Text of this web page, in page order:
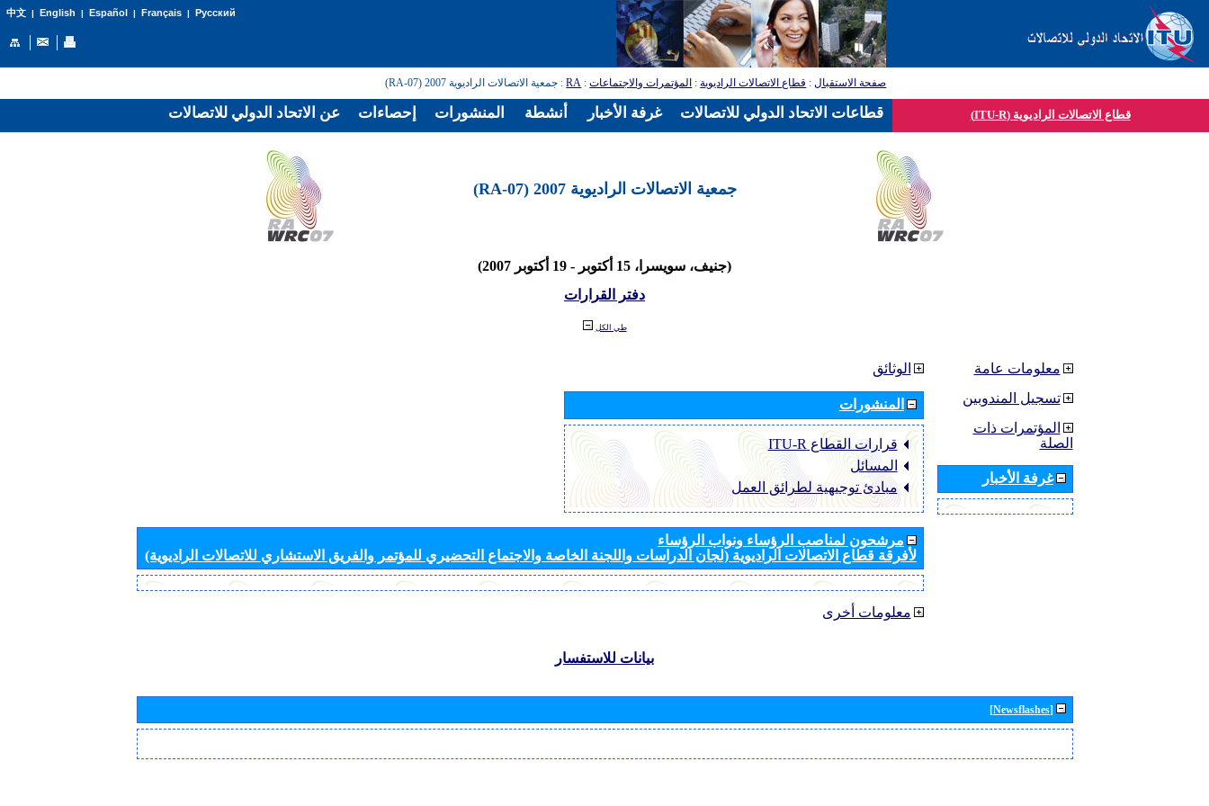
中文| English | Español | Français| Русский
صفحة الاستقبال: قطاع الاتصالات الراديوية: المؤتمرات والاجتماعات:
RA: جمعية الاتصالات الراديوية 2007 (RA-07)
قطاع الاتصالات الراديوية (ITU-R)
جمعية الاتصالات الراديوية 2007 (RA-07)
(جنيف، سويسرا، 15 أكتوبر - 19 أكتوبر 2007)
دفتر القرارات
طي الكل
الوثائق
المنشورات
قرارات القطاع ‏ITU-R
المسائل
مبادئ توجيهية لطرائق العمل
مرشحون لمناصب الرؤساء ونواب الرؤساء
لأفرقة قطاع الاتصالات الراديوية (لجان الدراسات واللجنة الخاصة والاجتماع التحضيري للمؤتمر والفريق الاستشاري للاتصالات الراديوية)
معلومات أخرى
معلومات عامة
تسجيل المندوبين
المؤتمرات ذات
الصلة
غرفة الأخبار
بيانات للاستفسار
[Newsflashes]
عن الاتحاد الدولي للاتصالات إحصاءات المنشورات أنشطة غرفة الأخبار قطاعات الاتحاد الدولي للاتصالات